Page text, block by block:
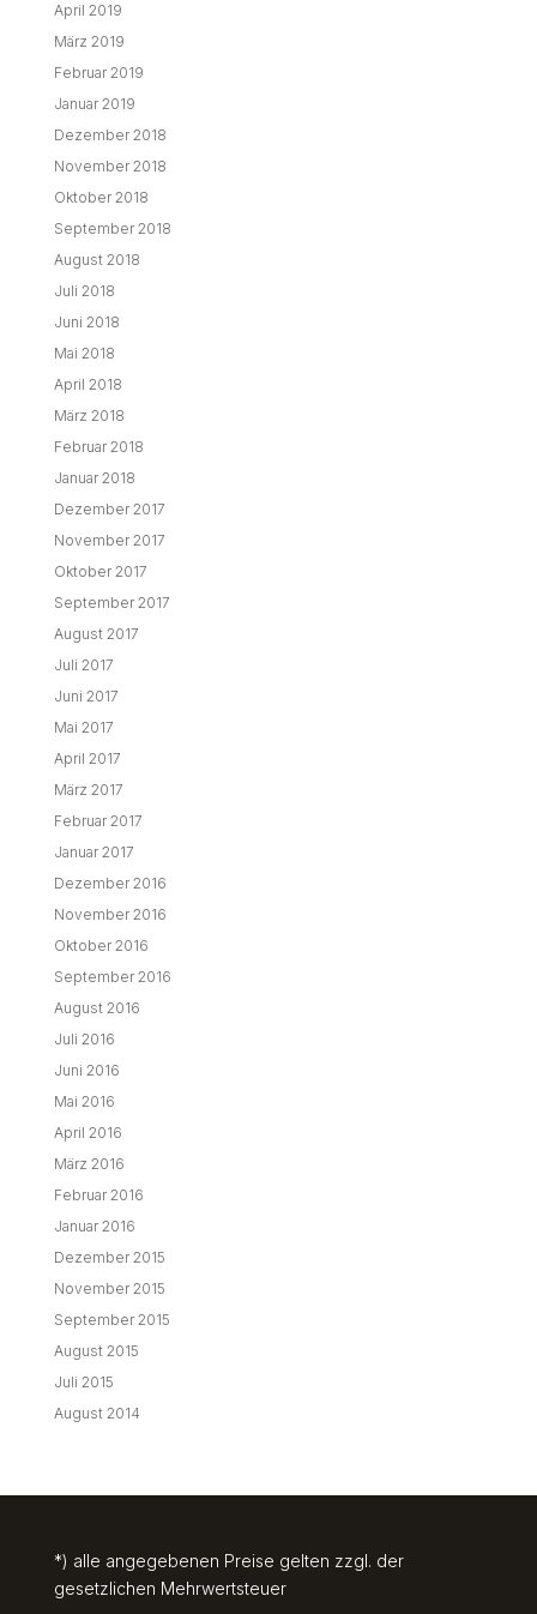
April 2019
März 2019
Februar 2019
Januar 2019
Dezember 2018
November 2018
Oktober 2018
September 2018
August 2018
Juli 2018
Juni 2018
Mai 2018
April 2018
März 2018
Februar 2018
Januar 2018
Dezember 2017
November 2017
Oktober 2017
September 2017
August 2017
Juli 2017
Juni 2017
Mai 2017
April 2017
März 2017
Februar 2017
Januar 2017
Dezember 2016
November 2016
Oktober 2016
September 2016
August 2016
Juli 2016
Juni 2016
Mai 2016
April 2016
März 2016
Februar 2016
Januar 2016
Dezember 2015
November 2015
September 2015
August 2015
Juli 2015
August 2014
*) alle angegebenen Preise gelten zzgl. der
gesetzlichen Mehrwertsteuer